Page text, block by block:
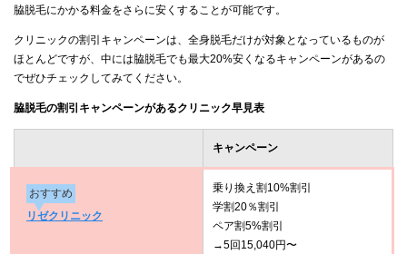
脇脱毛にかかる料金をさらに安くすることが可能です。
クリニックの割引キャンペーンは、全身脱毛だけが対象となっているものが
ほとんどですが、中には脇脱毛でも最大20%安くなるキャンペーンがあるの
でぜひチェックしてみてください。
脇脱毛の割引キャンペーンがあるクリニック早見表
キャンペーン
おすすめ
リゼクリニック
乗り換え割10%割引
学割20％割引
ペア割5%割引
→5回15,040円〜